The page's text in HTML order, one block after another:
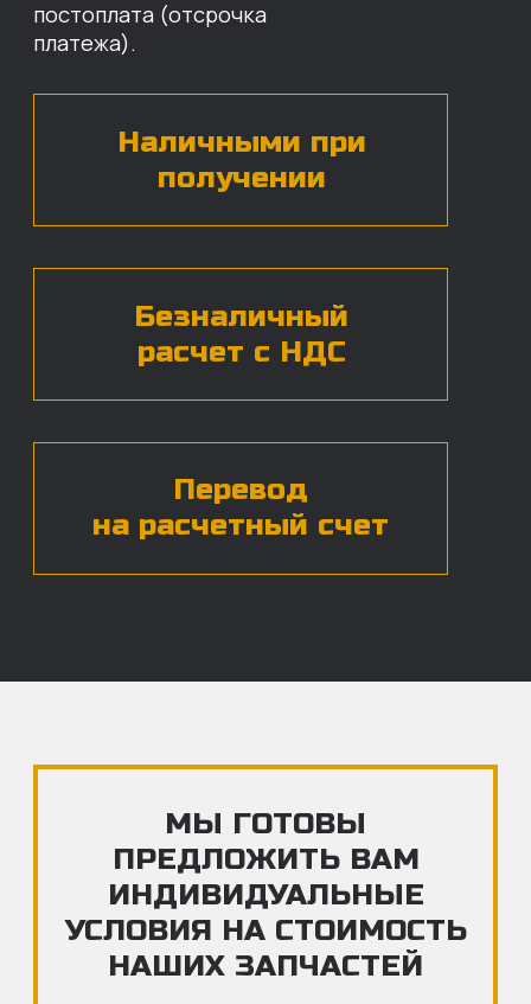
назовут цены и проконсультируют
по нужным деталям.
персональных данных*
ЧАСТЫЕ ВОПРОСЫ